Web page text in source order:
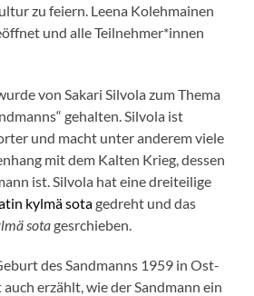
zu feiern. Leena Kolehmainen
und alle Teilnehmer*innen
von Sakari Silvola zum Thema
gehalten. Silvola ist
und macht unter anderem viele
mit dem Kalten Krieg, dessen
ist. Silvola hat eine dreiteilige
kylmä sotagedreht und das
sotagesrchieben.
des Sandmanns 1959 in Ost-
erzählt, wie der Sandmann ein